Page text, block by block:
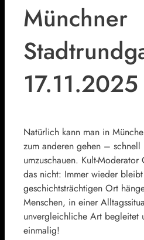
Münchner
17.11.2025
Natürlich kann man in
zum anderen gehen – schnell
umzuschauen. Kult-
das nicht: Immer wieder
geschichtsträchtigen Ort
Menschen, in einer
unvergleichliche Art begleitet
einmalig!